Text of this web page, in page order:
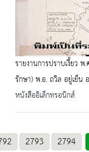
รายงานการปราบเงี้ยว
รักษา) พ.อ. ถวิล อยู่เย็น
หนังสืออิเล็กทรอนิกส์
2793 2794